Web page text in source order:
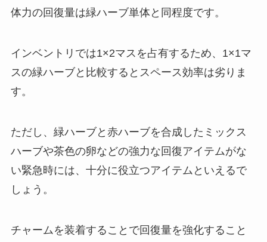
体力の回復量は緑ハーブ単体と同程度です。
インベントリでは1×2マスを占有するため、1×1マ
スの緑ハーブと比較するとスペース効率は劣りま
す。
ただし、緑ハーブと赤ハーブを合成したミックス
ハーブや茶色の卵などの強力な回復アイテムがな
い緊急時には、十分に役立つアイテムといえるで
しょう。
チャームを装着することで回復量を強化すること